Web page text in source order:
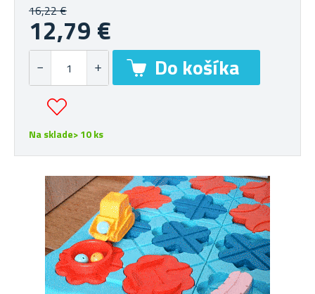
16,22 €
12,79 €
Na sklade> 10 ks